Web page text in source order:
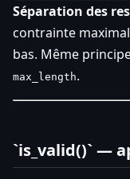
Séparation des
contrainte
bas. Même
max_length.
`is_valid()` —